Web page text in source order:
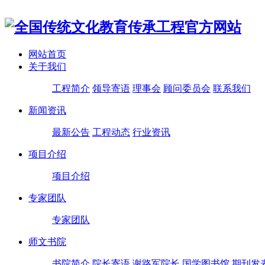
网站首页
关于我们
工程简介 领导寄语 理事会 顾问委员会 联系我们
新闻资讯
最新公告 工程动态 行业资讯
项目介绍
项目介绍
专家团队
专家团队
师文书院